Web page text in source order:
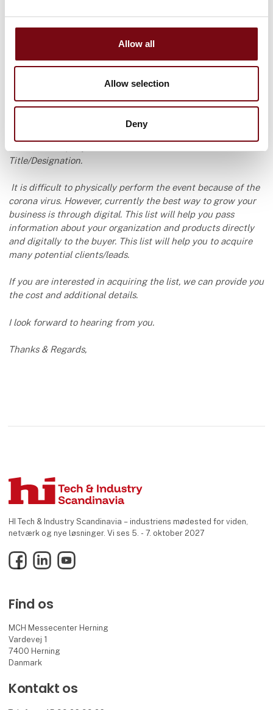
Allow all
Allow selection
Deny
I am following up to confirm if you are interested in
acquiring the Visitors/Registrants List.
FoodTech Herning 2020
Registrants Counts: 8,974
Title/Designation.
It is difficult to physically perform the event because of the
corona virus. However, currently the best way to grow your
business is through digital. This list will help you pass
information about your organization and products directly
and digitally to the buyer. This list will help you to acquire
many potential clients/leads.
If you are interested in acquiring the list, we can provide you
the cost and additional details.
I look forward to hearing from you.
Thanks & Regards,
HI Tech & Industry Scandinavia – industriens mødested for viden,
netværk og nye løsninger. Vi ses 5. - 7. oktober 2027
FacebookLinkedInYouTube
Find os
MCH Messecenter Herning
Vardevej 1
7400 Herning
Danmark
Kontakt os